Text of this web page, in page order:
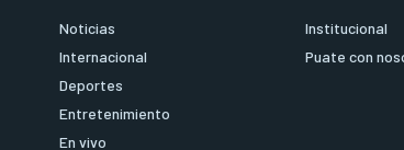
Noticias
Internacional
Deportes
Entretenimiento
En vivo
Institucional
Puate con